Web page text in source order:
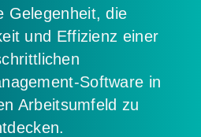
Gelegenheit, die
und Effizienz einer
Software in
Arbeitsumfeld zu